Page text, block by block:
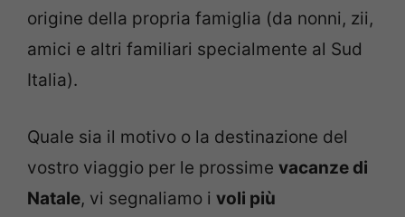
origine della propria famiglia (da nonni, zii,
amici e altri familiari specialmente al Sud
Italia).
Quale sia il motivo o la destinazione del
vostro viaggio per le prossime vacanze di
Natale, vi segnaliamo i voli più